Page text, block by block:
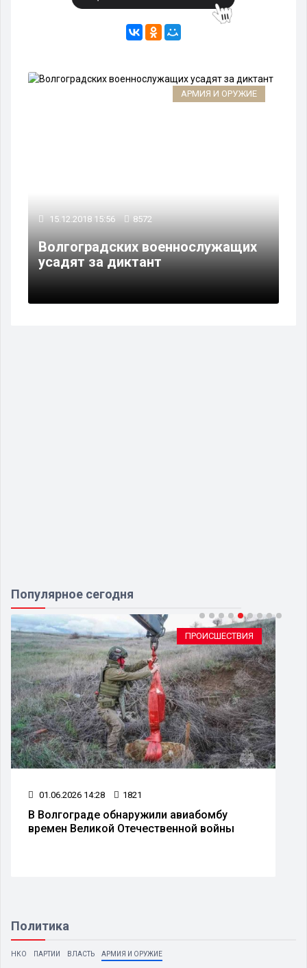
АРМИЯ И ОРУЖИЕ
15.12.2018 15:56 8572
Волгоградских военнослужащих
усадят за диктант
Популярное сегодня
ПРОИСШЕСТВИЯ
01.06.2026 14:28 1821
В Волгограде обнаружили авиабомбу
времен Великой Отечественной войны
Политика
НКО ПАРТИИ ВЛАСТЬ АРМИЯ И ОРУЖИЕ